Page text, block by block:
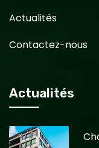
Actualités
Contactez-nous
Actualités